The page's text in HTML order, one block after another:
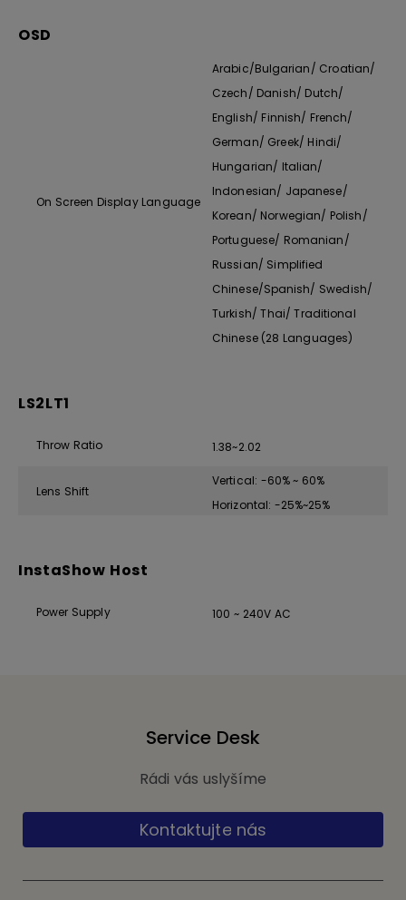
OSD
On Screen Display Language
Arabic/Bulgarian/ Croatian/
Czech/ Danish/ Dutch/
English/ Finnish/ French/
German/ Greek/ Hindi/
Hungarian/ Italian/
Indonesian/ Japanese/
Korean/ Norwegian/ Polish/
Portuguese/ Romanian/
Russian/ Simplified
Chinese/Spanish/ Swedish/
Turkish/ Thai/ Traditional
Chinese (28 Languages)
LS2LT1
Throw Ratio 1.38~2.02
Lens Shift
Vertical: -60% ~ 60%
Horizontal: -25%~25%
InstaShow Host
Power Supply 100 ~ 240V AC
Service Desk
Rádi vás uslyšíme
Kontaktujte nás